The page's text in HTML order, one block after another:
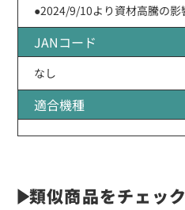
●2024/9/10より資材高騰の影
JANコード
なし
適合機種
類似商品をチェック